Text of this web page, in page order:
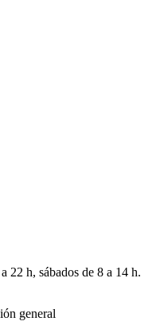
22 h, sábados de 8 a 14 h.
general